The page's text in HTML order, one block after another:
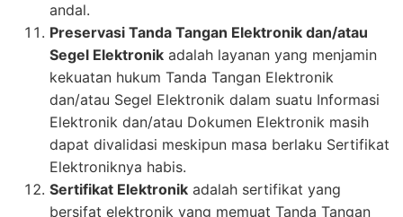
andal.
Preservasi Tanda Tangan Elektronik dan/atau
Segel Elektronik adalah layanan yang menjamin
kekuatan hukum Tanda Tangan Elektronik
dan/atau Segel Elektronik dalam suatu Informasi
Elektronik dan/atau Dokumen Elektronik masih
dapat divalidasi meskipun masa berlaku Sertifikat
Elektroniknya habis.
Sertifikat Elektronik adalah sertifikat yang
bersifat elektronik yang memuat Tanda Tangan